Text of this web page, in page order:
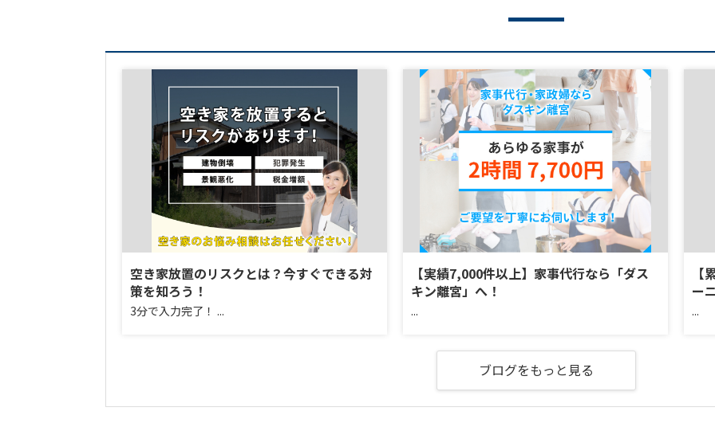
ちが直面する負動産の現実 ...
空き家放置のリスクとは？今すぐできる対
策を知ろう！
3分で入力完了！ ...
【実績7,000件以上】家事代行なら「ダス
キン離宮」へ！
...
ー
...
ブログをもっと見る